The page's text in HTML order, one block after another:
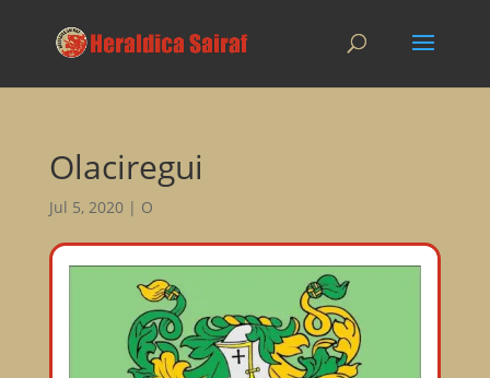
Olaciregui
Jul 5, 2020| O